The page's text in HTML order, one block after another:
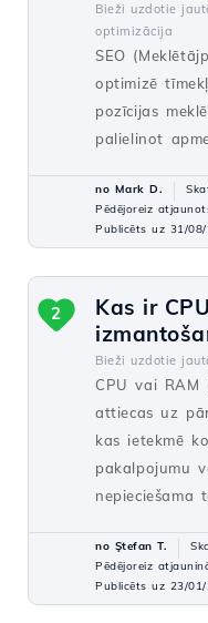
Bieži uzdotie
optimizācija
SEO
optimizē
pozīcijas
palielinot
no Mark D.
Pēdējoreiz
Publicēts uz 31/
Kas ir
Bieži uzdotie
CPU vai RAM
attiecas uz
kas ietekmē
pakalpojumu
nepieciešama
2
no Ştefan T.
Pēdējoreiz
Publicēts uz 23/